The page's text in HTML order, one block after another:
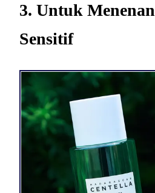
3. Untuk
Sensitif